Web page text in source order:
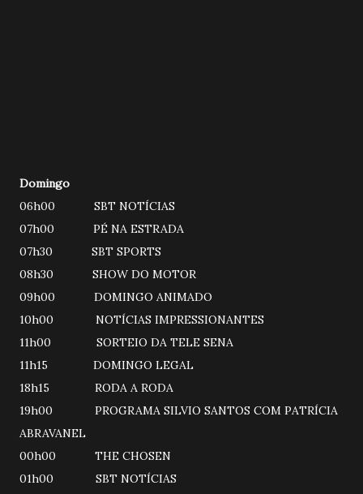
Domingo
06h00 SBT NOTÍCIAS
07h00 PÉ NA ESTRADA
07h30 SBT SPORTS
08h30 SHOW DO MOTOR
09h00 DOMINGO ANIMADO
10h00 NOTÍCIAS IMPRESSIONANTES
11h00 SORTEIO DA TELE SENA
11h15 DOMINGO LEGAL
18h15 RODA A RODA
19h00 PROGRAMA SILVIO SANTOS COM PATRÍCIA
ABRAVANEL
00h00 THE CHOSEN
01h00 SBT NOTÍCIAS